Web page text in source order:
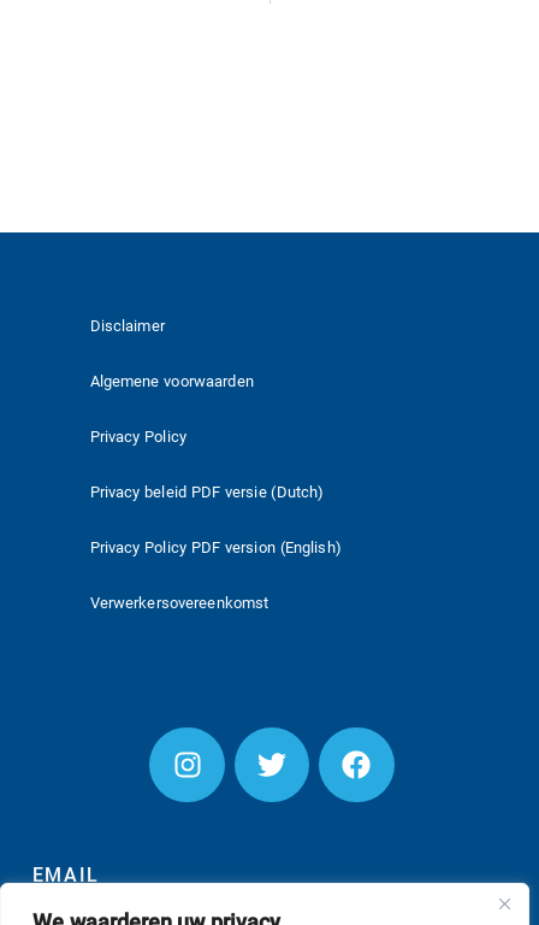
EMAIL
Disclaimer
Algemene voorwaarden
Privacy Policy
Privacy beleid PDF versie (Dutch)
Privacy Policy PDF version (English)
Verwerkersovereenkomst